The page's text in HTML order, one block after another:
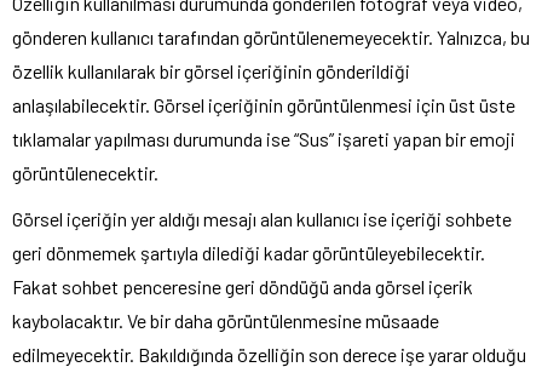
gönderen kullanıcı tarafından görüntülenemeyecektir. Yalnızca, bu
özellik kullanılarak bir görsel içeriğinin gönderildiği
anlaşılabilecektir. Görsel içeriğinin görüntülenmesi için üst üste
tıklamalar yapılması durumunda ise “Sus” işareti yapan bir emoji
görüntülenecektir.
Görsel içeriğin yer aldığı mesajı alan kullanıcı ise içeriği sohbete
geri dönmemek şartıyla dilediği kadar görüntüleyebilecektir.
Fakat sohbet penceresine geri döndüğü anda görsel içerik
kaybolacaktır. Ve bir daha görüntülenmesine müsaade
edilmeyecektir. Bakıldığında özelliğin son derece işe yarar olduğu